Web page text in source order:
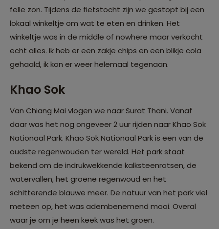
felle zon. Tijdens de fietstocht zijn we gestopt bij een
lokaal winkeltje om wat te eten en drinken. Het
winkeltje was in de middle of nowhere maar verkocht
echt alles. Ik heb er een zakje chips en een blikje cola
gehaald, ik kon er weer helemaal tegenaan.
Khao Sok
Van Chiang Mai vlogen we naar Surat Thani. Vanaf
daar was het nog ongeveer 2 uur rijden naar Khao Sok
Nationaal Park. Khao Sok Nationaal Park is een van de
oudste regenwouden ter wereld. Het park staat
bekend om de indrukwekkende kalksteenrotsen, de
watervallen, het groene regenwoud en het
schitterende blauwe meer. De natuur van het park viel
meteen op, het was adembenemend mooi. Overal
waar je om je heen keek was het groen.